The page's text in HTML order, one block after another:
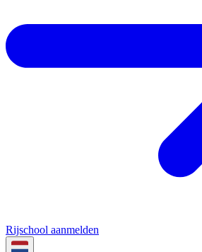
Rijschool aanmelden